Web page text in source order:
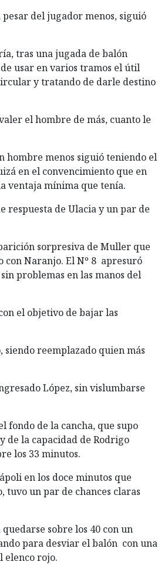
del jugador menos, siguió
tras una jugada de balón
usar en varios tramos el útil
y tratando de darle destino
el hombre de más, cuanto le
hombre menos siguió teniendo el
en el convencimiento que en
ventaja mínima que tenía.
respuesta de Ulacia y un par de
sorpresiva de Muller que
con Naranjo. El Nº 8 apresuró
problemas en las manos del
el objetivo de bajar las
reemplazado quien más
López, sin vislumbarse
fondo de la cancha, que supo
de la capacidad de Rodrigo
los 33 minutos.
en los doce minutos que
tuvo un par de chances claras
sobre los 40 con un
para desviar el balón con una
elenco rojo.